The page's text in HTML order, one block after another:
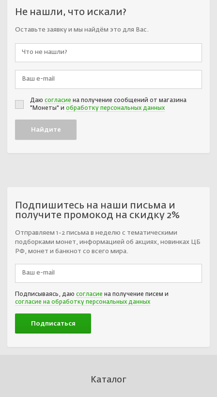
Не нашли, что искали?
Оставьте заявку и мы найдём это для Вас.
Даю согласие на получение сообщений от магазина
"Монеты" и обработку персональных данных
Подпишитесь на наши письма и
получите промокод на скидку 2%
Отправляем 1-2 письма в неделю с тематическими
подборками монет, информацией об акциях, новинках ЦБ
РФ, монет и банкнот со всего мира.
Подписываясь, даю согласие на получение писем и
согласие на обработку персональных данных
Каталог